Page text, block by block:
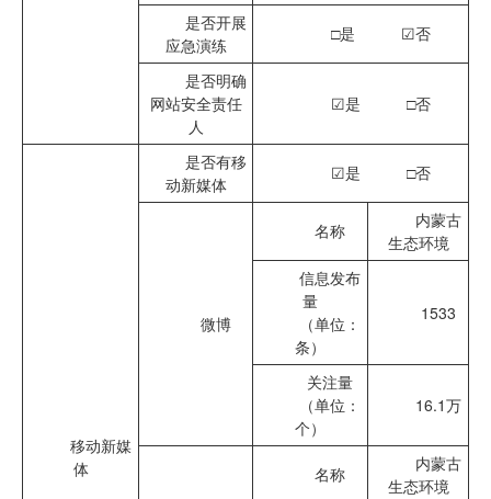
是否开展
应急演练
□是 ☑否
是否明确
网站安全责任
人
☑是 □否
移动新媒
体
是否有移
动新媒体
☑是 □否
微博
名称
内蒙古
生态环境
信息发布
量
（单位：
条）
1533
关注量
（单位：
个）
16.1万
名称
内蒙古
生态环境